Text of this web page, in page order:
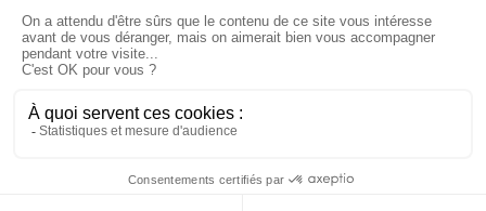
© 2024 – Développé avec ♥️ en Bretagne –
+33756885302